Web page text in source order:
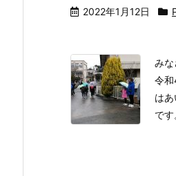
2022年1月12日
みな
令
は
で